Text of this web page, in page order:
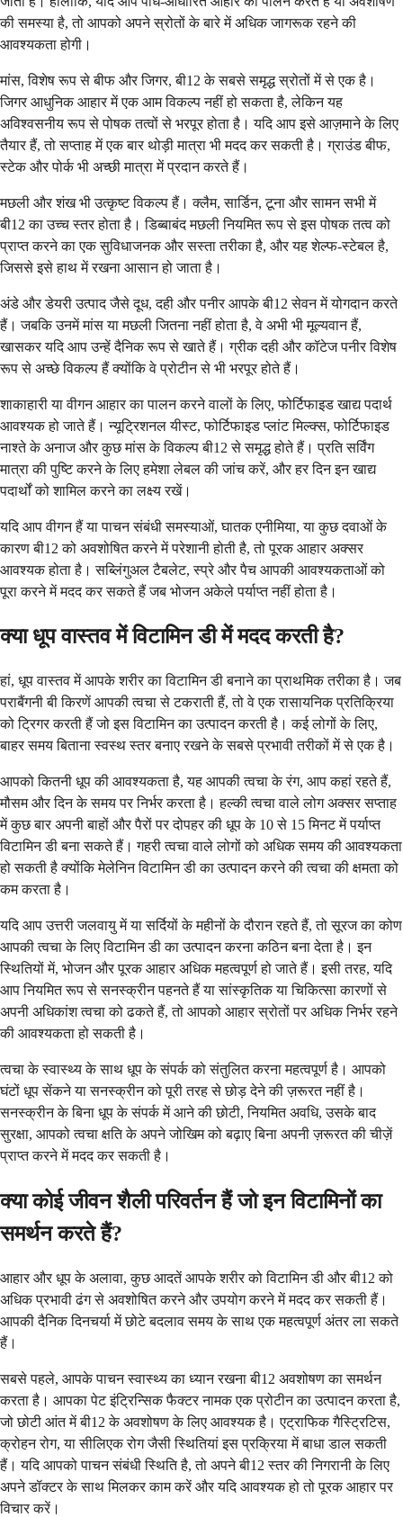
की समस्या है, तो आपको अपने स्रोतों के बारे में अधिक जागरूक रहने की
आवश्यकता होगी।
मांस, विशेष रूप से बीफ और जिगर, बी12 के सबसे समृद्ध स्रोतों में से एक है।
जिगर आधुनिक आहार में एक आम विकल्प नहीं हो सकता है, लेकिन यह
अविश्वसनीय रूप से पोषक तत्वों से भरपूर होता है। यदि आप इसे आज़माने के लिए
तैयार हैं, तो सप्ताह में एक बार थोड़ी मात्रा भी मदद कर सकती है। ग्राउंड बीफ,
स्टेक और पोर्क भी अच्छी मात्रा में प्रदान करते हैं।
मछली और शंख भी उत्कृष्ट विकल्प हैं। क्लैम, सार्डिन, टूना और सामन सभी में
बी12 का उच्च स्तर होता है। डिब्बाबंद मछली नियमित रूप से इस पोषक तत्व को
प्राप्त करने का एक सुविधाजनक और सस्ता तरीका है, और यह शेल्फ-स्टेबल है,
जिससे इसे हाथ में रखना आसान हो जाता है।
अंडे और डेयरी उत्पाद जैसे दूध, दही और पनीर आपके बी12 सेवन में योगदान करते
हैं। जबकि उनमें मांस या मछली जितना नहीं होता है, वे अभी भी मूल्यवान हैं,
खासकर यदि आप उन्हें दैनिक रूप से खाते हैं। ग्रीक दही और कॉटेज पनीर विशेष
रूप से अच्छे विकल्प हैं क्योंकि वे प्रोटीन से भी भरपूर होते हैं।
शाकाहारी या वीगन आहार का पालन करने वालों के लिए, फोर्टिफाइड खाद्य पदार्थ
आवश्यक हो जाते हैं। न्यूट्रिशनल यीस्ट, फोर्टिफाइड प्लांट मिल्क्स, फोर्टिफाइड
नाश्ते के अनाज और कुछ मांस के विकल्प बी12 से समृद्ध होते हैं। प्रति सर्विंग
मात्रा की पुष्टि करने के लिए हमेशा लेबल की जांच करें, और हर दिन इन खाद्य
पदार्थों को शामिल करने का लक्ष्य रखें।
यदि आप वीगन हैं या पाचन संबंधी समस्याओं, घातक एनीमिया, या कुछ दवाओं के
कारण बी12 को अवशोषित करने में परेशानी होती है, तो पूरक आहार अक्सर
आवश्यक होता है। सब्लिंगुअल टैबलेट, स्प्रे और पैच आपकी आवश्यकताओं को
पूरा करने में मदद कर सकते हैं जब भोजन अकेले पर्याप्त नहीं होता है।
क्या धूप वास्तव में विटामिन डी में मदद करती है?
हां, धूप वास्तव में आपके शरीर का विटामिन डी बनाने का प्राथमिक तरीका है। जब
पराबैंगनी बी किरणें आपकी त्वचा से टकराती हैं, तो वे एक रासायनिक प्रतिक्रिया
को ट्रिगर करती हैं जो इस विटामिन का उत्पादन करती है। कई लोगों के लिए,
बाहर समय बिताना स्वस्थ स्तर बनाए रखने के सबसे प्रभावी तरीकों में से एक है।
आपको कितनी धूप की आवश्यकता है, यह आपकी त्वचा के रंग, आप कहां रहते हैं,
मौसम और दिन के समय पर निर्भर करता है। हल्की त्वचा वाले लोग अक्सर सप्ताह
में कुछ बार अपनी बाहों और पैरों पर दोपहर की धूप के 10 से 15 मिनट में पर्याप्त
विटामिन डी बना सकते हैं। गहरी त्वचा वाले लोगों को अधिक समय की आवश्यकता
हो सकती है क्योंकि मेलेनिन विटामिन डी का उत्पादन करने की त्वचा की क्षमता को
कम करता है।
यदि आप उत्तरी जलवायु में या सर्दियों के महीनों के दौरान रहते हैं, तो सूरज का कोण
आपकी त्वचा के लिए विटामिन डी का उत्पादन करना कठिन बना देता है। इन
स्थितियों में, भोजन और पूरक आहार अधिक महत्वपूर्ण हो जाते हैं। इसी तरह, यदि
आप नियमित रूप से सनस्क्रीन पहनते हैं या सांस्कृतिक या चिकित्सा कारणों से
अपनी अधिकांश त्वचा को ढकते हैं, तो आपको आहार स्रोतों पर अधिक निर्भर रहने
की आवश्यकता हो सकती है।
त्वचा के स्वास्थ्य के साथ धूप के संपर्क को संतुलित करना महत्वपूर्ण है। आपको
घंटों धूप सेंकने या सनस्क्रीन को पूरी तरह से छोड़ देने की ज़रूरत नहीं है।
सनस्क्रीन के बिना धूप के संपर्क में आने की छोटी, नियमित अवधि, उसके बाद
सुरक्षा, आपको त्वचा क्षति के अपने जोखिम को बढ़ाए बिना अपनी ज़रूरत की चीज़ें
प्राप्त करने में मदद कर सकती है।
क्या कोई जीवन शैली परिवर्तन हैं जो इन विटामिनों का
समर्थन करते हैं?
आहार और धूप के अलावा, कुछ आदतें आपके शरीर को विटामिन डी और बी12 को
अधिक प्रभावी ढंग से अवशोषित करने और उपयोग करने में मदद कर सकती हैं।
आपकी दैनिक दिनचर्या में छोटे बदलाव समय के साथ एक महत्वपूर्ण अंतर ला सकते
हैं।
सबसे पहले, आपके पाचन स्वास्थ्य का ध्यान रखना बी12 अवशोषण का समर्थन
करता है। आपका पेट इंट्रिन्सिक फैक्टर नामक एक प्रोटीन का उत्पादन करता है,
जो छोटी आंत में बी12 के अवशोषण के लिए आवश्यक है। एट्राफिक गैस्ट्रिटिस,
क्रोहन रोग, या सीलिएक रोग जैसी स्थितियां इस प्रक्रिया में बाधा डाल सकती
हैं। यदि आपको पाचन संबंधी स्थिति है, तो अपने बी12 स्तर की निगरानी के लिए
अपने डॉक्टर के साथ मिलकर काम करें और यदि आवश्यक हो तो पूरक आहार पर
विचार करें।